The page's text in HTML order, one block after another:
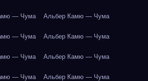
— Чума Альбер Камю — Чума
— Чума Альбер Камю — Чума
— Чума Альбер Камю — Чума
— Чума Альбер Камю — Чума